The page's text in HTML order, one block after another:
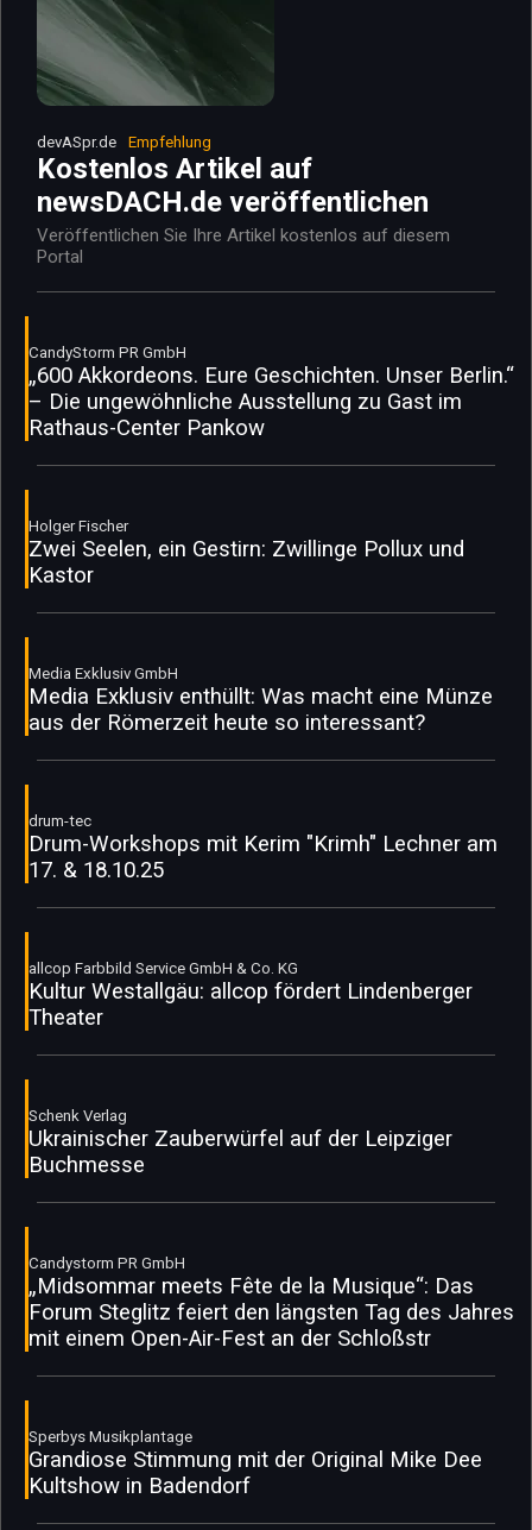
devASpr.de Empfehlung
Kostenlos Artikel auf
newsDACH.de veröffentlichen
Veröffentlichen Sie Ihre Artikel kostenlos auf diesem
Portal
CandyStorm PR GmbH
„600 Akkordeons. Eure Geschichten. Unser Berlin.“
– Die ungewöhnliche Ausstellung zu Gast im
Rathaus-Center Pankow
Holger Fischer
Zwei Seelen, ein Gestirn: Zwillinge Pollux und
Kastor
Media Exklusiv GmbH
Media Exklusiv enthüllt: Was macht eine Münze
aus der Römerzeit heute so interessant?
drum-tec
Drum-Workshops mit Kerim "Krimh" Lechner am
17. & 18.10.25
allcop Farbbild Service GmbH & Co. KG
Kultur Westallgäu: allcop fördert Lindenberger
Theater
Schenk Verlag
Ukrainischer Zauberwürfel auf der Leipziger
Buchmesse
Candystorm PR GmbH
„Midsommar meets Fête de la Musique“: Das
Forum Steglitz feiert den längsten Tag des Jahres
mit einem Open-Air-Fest an der Schloßstr
Sperbys Musikplantage
Grandiose Stimmung mit der Original Mike Dee
Kultshow in Badendorf